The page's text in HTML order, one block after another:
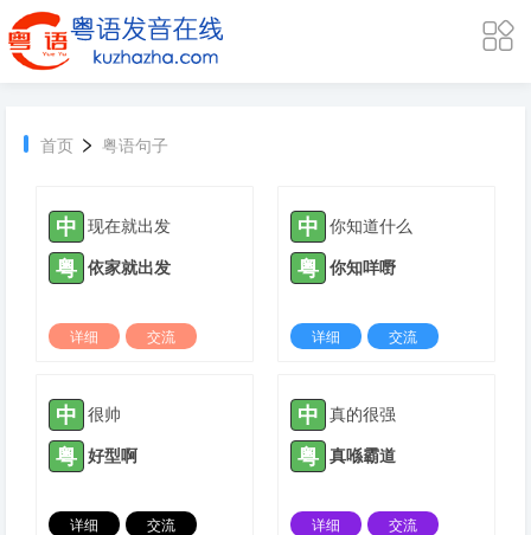
首页 > 粤语句子
中 现在就出发
粤 依家就出发
详细
交流
中 你知道什么
粤 你知咩嘢
详细
交流
中 很帅
粤 好型啊
详细
交流
中 真的很强
粤 真喺霸道
详细
交流